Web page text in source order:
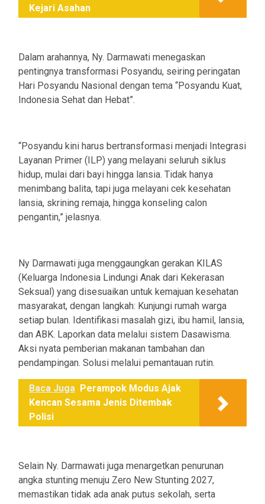
Kejari Asahan
Dalam arahannya, Ny. Darmawati menegaskan
pentingnya transformasi Posyandu, seiring peringatan
Hari Posyandu Nasional dengan tema “Posyandu Kuat,
Indonesia Sehat dan Hebat”.
“Posyandu kini harus bertransformasi menjadi Integrasi
Layanan Primer (ILP) yang melayani seluruh siklus
hidup, mulai dari bayi hingga lansia. Tidak hanya
menimbang balita, tapi juga melayani cek kesehatan
lansia, skrining remaja, hingga konseling calon
pengantin,” jelasnya.
Ny Darmawati juga menggaungkan gerakan KILAS
(Keluarga Indonesia Lindungi Anak dari Kekerasan
Seksual) yang disesuaikan untuk kemajuan kesehatan
masyarakat, dengan langkah: Kunjungi rumah warga
setiap bulan. Identifikasi masalah gizi, ibu hamil, lansia,
dan ABK. Laporkan data melalui sistem Dasawisma.
Aksi nyata pemberian makanan tambahan dan
pendampingan. Solusi melalui pemantauan rutin.
Baca Juga Perampok Modus Ajak
Kencan Sesama Jenis Ditembak
Polisi
Selain Ny. Darmawati juga menargetkan penurunan
angka stunting menuju Zero New Stunting 2027,
memastikan tidak ada anak putus sekolah, serta